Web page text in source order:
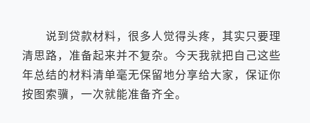
说到贷款材料，很多人觉得头疼，其实只要理
清思路，准备起来并不复杂。今天我就把自己这些
年总结的材料清单毫无保留地分享给大家，保证你
按图索骥，一次就能准备齐全。